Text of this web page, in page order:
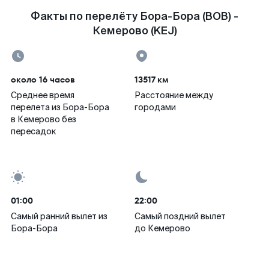
Факты по перелёту Бора-Бора (BOB) -
Кемерово (KEJ)
около 16 часов
Среднее время
перелета из Бора-Бора
в Кемерово без
пересадок
13517 км
Расстояние между
городами
01:00
Самый ранний вылет из
Бора-Бора
22:00
Самый поздний вылет
до Кемерово